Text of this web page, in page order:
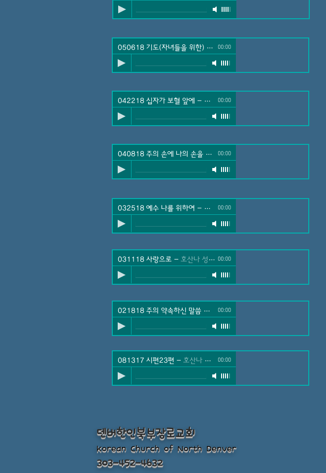
050618 기도(자녀들을 위한) 호산나 성가대
00:00
042218 십자가 보혈 앞에 - 호산나 성가대
00:00
040818 주의 손에 나의 손을 포개고 -
00:00
032518 예수 나를 위하여 - 호산나 성가대
00:00
031118 사랑으로 - 호산나 성가대 00:00
021818 주의 약속하신 말씀 위에서 -
00:00
081317 시편23편 - 호산나 성가대 00:00
덴버한인북부장로교회
Korean Church of North Denver
303-452-4632